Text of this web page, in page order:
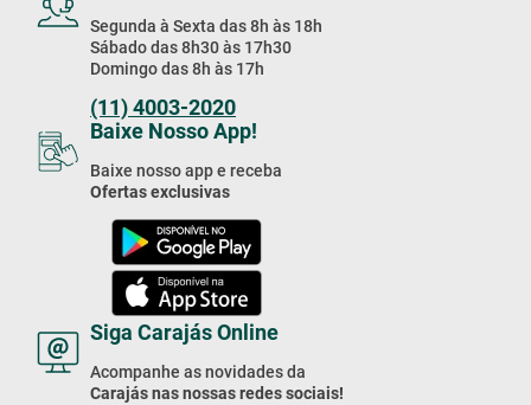
Segunda à Sexta das 8h às 18h
Sábado das 8h30 às 17h30
Domingo das 8h às 17h
(11) 4003-2020
Baixe Nosso App!
Baixe nosso app e receba
Ofertas exclusivas
Siga Carajás Online
Acompanhe as novidades da
Carajás nas nossas redes sociais!